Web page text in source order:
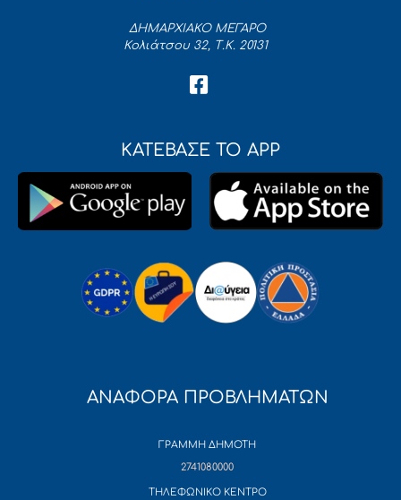
ΔΗΜΑΡΧΙΑΚΟ ΜΕΓΑΡΟ
Κολιάτσου 32, Τ.Κ. 20131
ΚΑΤΕΒΑΣΕ ΤΟ APP
ΑΝΑΦΟΡΑ ΠΡΟΒΛΗΜΑΤΩΝ
ΓΡΑΜΜΗ ΔΗΜΟΤΗ
2741080000
ΤΗΛΕΦΩΝΙΚΟ ΚΕΝΤΡΟ